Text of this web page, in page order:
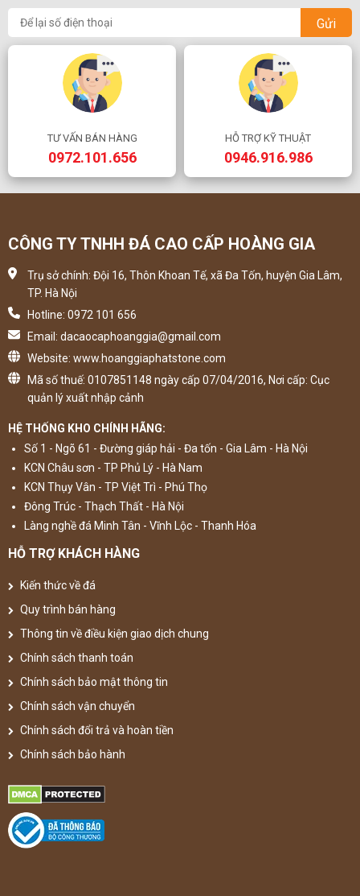
Gửi
TƯ VẤN BÁN HÀNG
0972.101.656
HỖ TRỢ KỸ THUẬT
0946.916.986
CÔNG TY TNHH ĐÁ CAO CẤP HOÀNG GIA
Trụ sở chính: Đội 16, Thôn Khoan Tế, xã Đa Tốn, huyện Gia Lâm,
TP. Hà Nội
Hotline: 0972 101 656
Email: dacaocaphoanggia@gmail.com
Website: www.hoanggiaphatstone.com
Mã số thuế: 0107851148 ngày cấp 07/04/2016, Nơi cấp: Cục
quản lý xuất nhập cảnh
HỆ THỐNG KHO CHÍNH HÃNG:
Số 1 - Ngõ 61 - Đường giáp hải - Đa tốn - Gia Lâm - Hà Nội
KCN Châu sơn - TP Phủ Lý - Hà Nam
KCN Thụy Vân - TP Việt Trì - Phú Thọ
Đông Trúc - Thạch Thất - Hà Nội
Làng nghề đá Minh Tân - Vĩnh Lộc - Thanh Hóa
HỖ TRỢ KHÁCH HÀNG
Kiến thức về đá
Quy trình bán hàng
Thông tin về điều kiện giao dịch chung
Chính sách thanh toán
Chính sách bảo mật thông tin
Chính sách vận chuyển
Chính sách đổi trả và hoàn tiền
Chính sách bảo hành